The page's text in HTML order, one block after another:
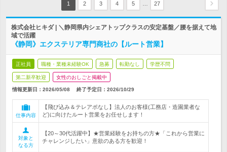
1 2 3 4 5 27
株式会社ヒキダ | ＼静岡県内シェアトップクラスの安定基盤／腰を据えて地
域で活躍
《静岡》エクステリア専門商社の【ルート営業】
正社員 職種・業種未経験OK 急募 転勤なし 学歴不問
第二新卒歓迎 女性のおしごと掲載中
情報更新日：2026/05/08 終了予定日： 2026/10/29
仕事内容
【飛び込み＆テレアポなし】法人のお客様(工務店・造園業者な
ど)に向けたルート営業をお任せします！
対象と
なる方
【20～30代活躍中】★営業経験をお持ちの方★「これから営業に
チャレンジしたい」意欲のある方を歓迎！